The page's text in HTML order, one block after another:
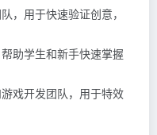
，用于快速验证创意，
助学生和新手快速掌握
戏开发团队，用于特效